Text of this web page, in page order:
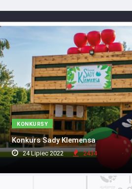
KONKURSY
Konkurs Sady Klemensa
24 Lipiec 2022 2434